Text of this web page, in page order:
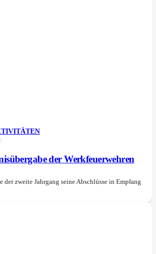
der Werkfeuerwehren
der zweite Jahrgang seine Abschlüsse in Empfang